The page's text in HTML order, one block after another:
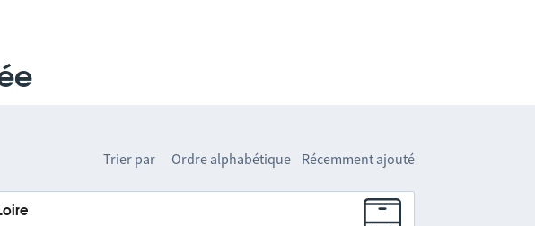
Trier par Ordre alphabétique Récemment ajouté